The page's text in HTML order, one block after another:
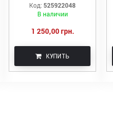
Код: 525922048
В наличии
1 250,00 грн.
КУПИТЬ